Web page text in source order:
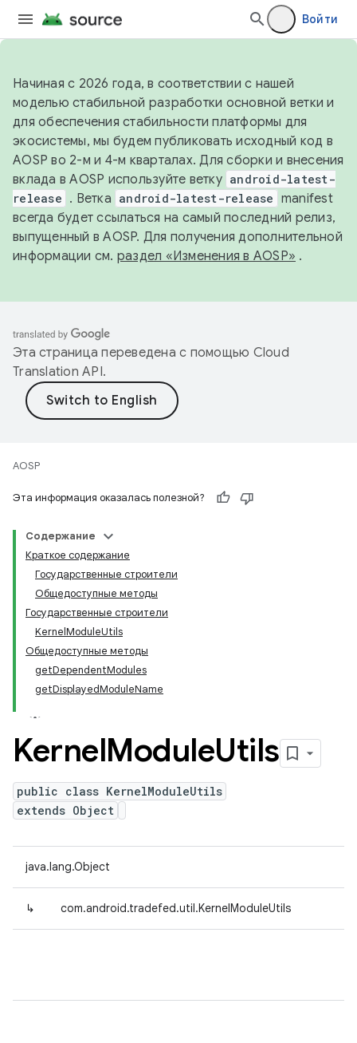
Войти
Начиная с 2026 года, в соответствии с нашей
моделью стабильной разработки основной ветки и
для обеспечения стабильности платформы для
экосистемы, мы будем публиковать исходный код в
AOSP во 2-м и 4-м кварталах. Для сборки и внесения
вклада в AOSP используйте ветку android-latest-
release . Ветка android-latest-release manifest
всегда будет ссылаться на самый последний релиз,
выпущенный в AOSP. Для получения дополнительной
информации см. раздел «Изменения в AOSP» .
Эта страница переведена с помощью Cloud
Translation API.
AOSP
Эта информация оказалась полезной?
Содержание
Краткое содержание
Государственные строители
Общедоступные методы
Государственные строители
KernelModuleUtils
Общедоступные методы
getDependentModules
getDisplayedModuleName
KernelModuleUtils
public class KernelModuleUtils
extends Object
java.lang.Object
↳ com.android.tradefed.util.KernelModuleUtils